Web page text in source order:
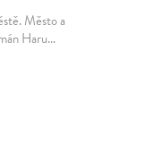
Město a
Haru...